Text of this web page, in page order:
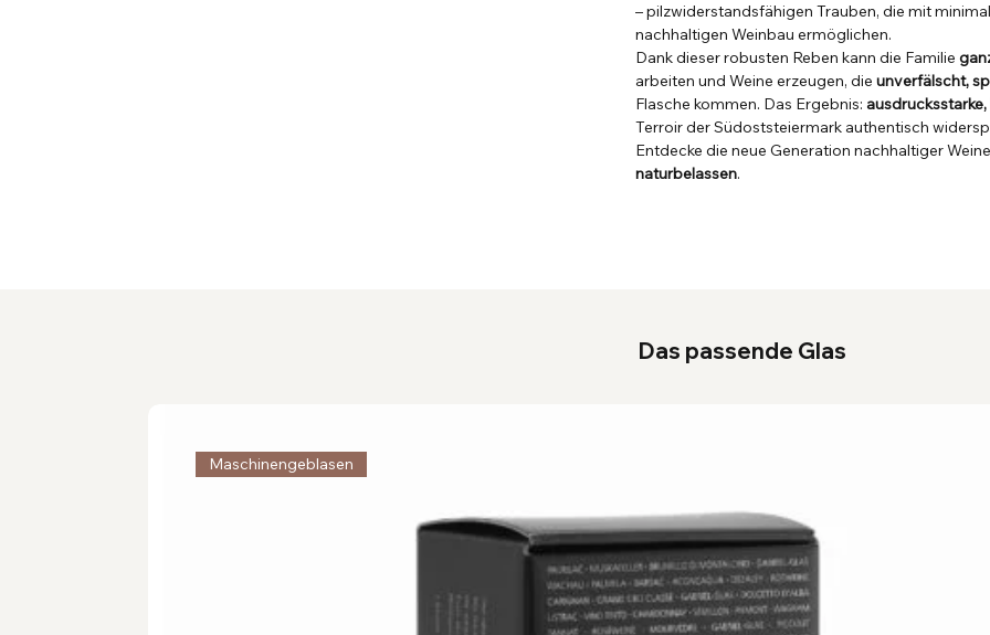
Das passende Glas
Maschinengeblasen
– pilzwiderstandsfähigen Trauben, die mit
nachhaltigen Weinbau ermöglichen.
Dank dieser robusten Reben kann die Familie
arbeiten und Weine erzeugen, dieunverfälscht,
Flasche kommen. Das Ergebnis:
Terroir der Südoststeiermark authentisch
Entdecke die neue Generation nachhaltiger
naturbelassen.